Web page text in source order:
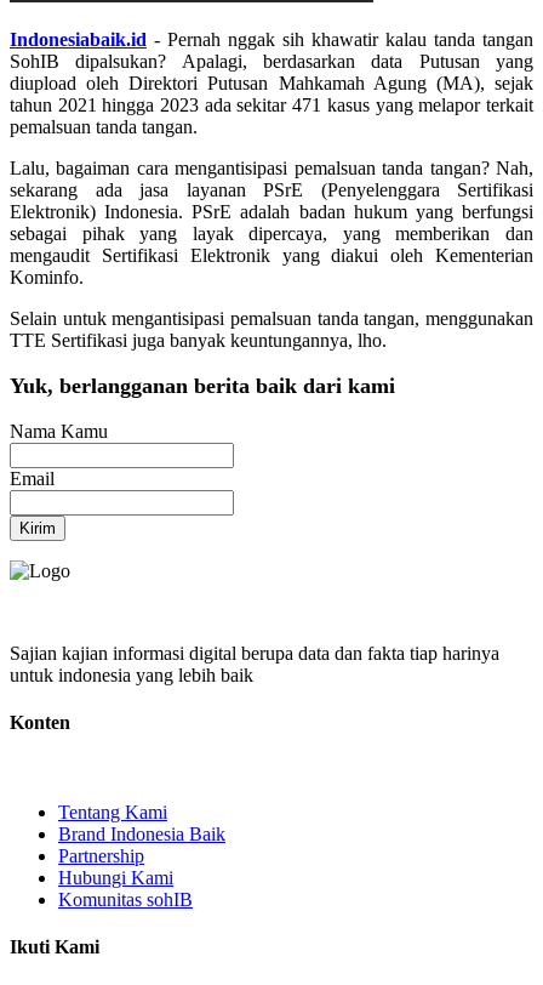
Indonesiabaik.id - Pernah nggak sih khawatir kalau tanda tangan
SohIB dipalsukan? Apalagi, berdasarkan data Putusan yang
diupload oleh Direktori Putusan Mahkamah Agung (MA), sejak
tahun 2021 hingga 2023 ada sekitar 471 kasus yang melapor terkait
pemalsuan tanda tangan.
Lalu, bagaiman cara mengantisipasi pemalsuan tanda tangan? Nah,
sekarang ada jasa layanan PSrE (Penyelenggara Sertifikasi
Elektronik) Indonesia. PSrE adalah badan hukum yang berfungsi
sebagai pihak yang layak dipercaya, yang memberikan dan
mengaudit Sertifikasi Elektronik yang diakui oleh Kementerian
Kominfo.
Selain untuk mengantisipasi pemalsuan tanda tangan, menggunakan
TTE Sertifikasi juga banyak keuntungannya, lho.
Yuk, berlangganan berita baik dari kami
Nama Kamu
Email
Kirim
Sajian kajian informasi digital berupa data dan fakta tiap harinya
untuk indonesia yang lebih baik
Konten
Tentang Kami
Brand Indonesia Baik
Partnership
Hubungi Kami
Komunitas sohIB
Ikuti Kami